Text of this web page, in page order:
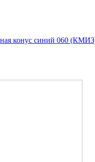
конус синий 060